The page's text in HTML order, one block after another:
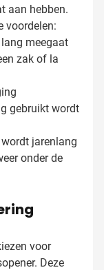
aan hebben.
voordelen:
meegaat
zak of la
gebruikt wordt
jarenlang
onder de
voor
Deze